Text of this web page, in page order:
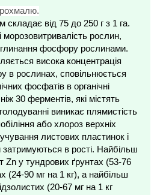
складає від 75 до 250 г з 1 га.
рослин,
фосфору рослинами.
висока концентрація
в рослинах, сповільнюється
фосфатів в органічні
30 ферментів, які містять
виникає плямистість
або хлороз верхніх
листових пластинок і
в рості. Найбільш
Zn у тундрових ґрунтах (53-76
(24-90 мг на 1 кг), а найбільш
(20-67 мг на 1 кг